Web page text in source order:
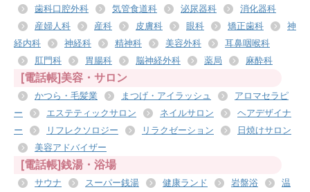
歯科口腔外科
気管食道科 泌尿器科
消化器科
産婦人科
産科 皮膚科 眼科 矯正歯科
神
経内科
神経科 精神科 美容外科
耳鼻咽喉科
肛門科
胃腸科 脳神経外科 薬局 麻酔科
[電話帳]美容・サロン
かつら・毛髪業 まつげ・アイラッシュ
アロマセラピ
ー
エステティックサロン ネイルサロン
ヘアデザイナ
ー
リフレクソロジー リラクゼーション
日焼けサロン
美容アドバイザー
[電話帳]銭湯・浴場
サウナ スーパー銭湯 健康ランド 岩盤浴
温